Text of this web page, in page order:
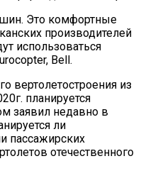
Это комфортные
производителей
использоваться
Bell.
вертолетостроения из
планируется
заявил недавно в
ли
пассажирских
отечественного